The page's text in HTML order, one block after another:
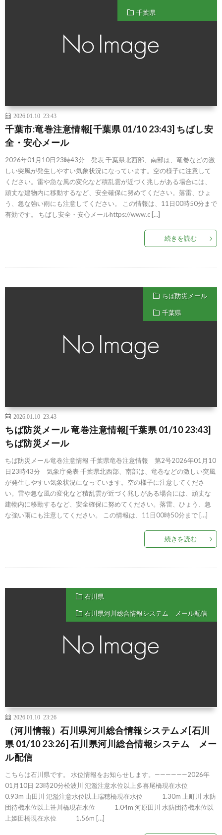
千葉県
2026.01.10 23:43
千葉市:竜巻注意情報[千葉県 01/10 23:43] ちばし安
全・安心メール
2026年01月10日23時43分 発表 千葉県北西部、南部は、竜巻などの激
しい突風が発生しやすい気象状況になっています。空の様子に注意して
ください。雷や急な風の変化など積乱雲が近づく兆しがある場合には、
頑丈な建物内に移動するなど、安全確保に努めてください。落雷、ひょ
う、急な強い雨にも注意してください。 この情報は、11日00時50分まで
有効です。 ちばし安全・安心メールhttps://www.c […]
続きを読む
ちば防災メール
千葉県
2026.01.10 23:43
ちば防災メール 竜巻注意情報[千葉県 01/10 23:43]
ちば防災メール
ちば防災メール竜巻注意情報 千葉県竜巻注意情報 第2号2026年01月10
日23時43分 気象庁発表 千葉県北西部、南部は、竜巻などの激しい突風
が発生しやすい気象状況になっています。空の様子に注意してくださ
い。雷や急な風の変化など積乱雲が近づく兆しがある場合には、頑丈な
建物内に移動するなど、安全確保に努めてください。落雷、ひょう、急
な強い雨にも注意してください。 この情報は、11日00時50分まで […]
続きを読む
石川県
石川県河川総合情報システム メール配信
2026.01.10 23:26
（河川情報）石川県河川総合情報システムメ[石川
県 01/10 23:26] 石川県河川総合情報システム メー
ル配信
こちらは石川県です。 水位情報をお知らせします。——————2026年
01月10日 23時20分松波川 氾濫注意水位以上多喜尾橋現在水位
0.93m 山田川 氾濫注意水位以上瑞穂橋現在水位 1.30m 上町川 水防
団待機水位以上笹川橋現在水位 1.04m 河原田川 水防団待機水位以
上姫田橋現在水位 1.56m […]